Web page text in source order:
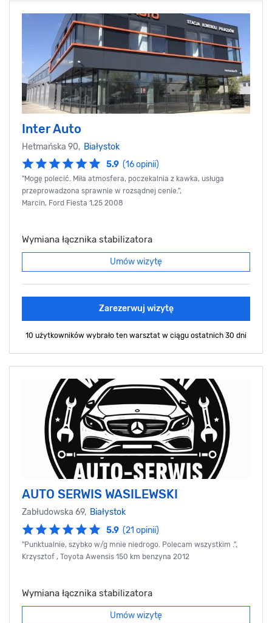
Inter Auto
Hetmańska 90, Białystok
5.9 (16 opinii)
"Mogę polecić. Miła atmosfera, poczekalnia z kawka, usługa
przeprowadzona sprawnie w rozsądnej cenie.",
Marcin, Ford Fiesta 1,25 2008
Wymiana łącznika stabilizatora
Umów wizytę
Zarezerwuj wizytę
10 użytkowników wybrało ten warsztat w ciągu ostatnich 30 dni
AUTO SERWIS WASILEWSKI
Zabłudowska 69, Białystok
5.9 (21 opinii)
"Punktualnie, szybko w/g mnie niedrogo. Polecam wszystkim .",
Krzysztof , Toyota Awensis 150 km benzyna 2012
Wymiana łącznika stabilizatora
Umów wizytę